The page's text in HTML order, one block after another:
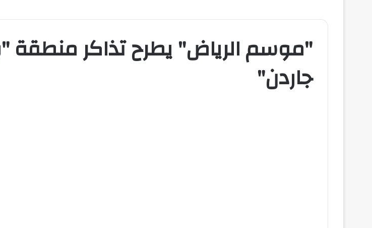
"موسم الرياض" يطرح تذاكر منطقة
جاردن"